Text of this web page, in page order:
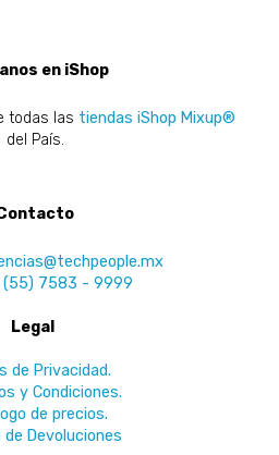
en iShop
todas las tiendas iShop Mixup®
del País.
(55) 7583 - 9999
Legal
de Privacidad.
y Condiciones.
de precios.
de Devoluciones